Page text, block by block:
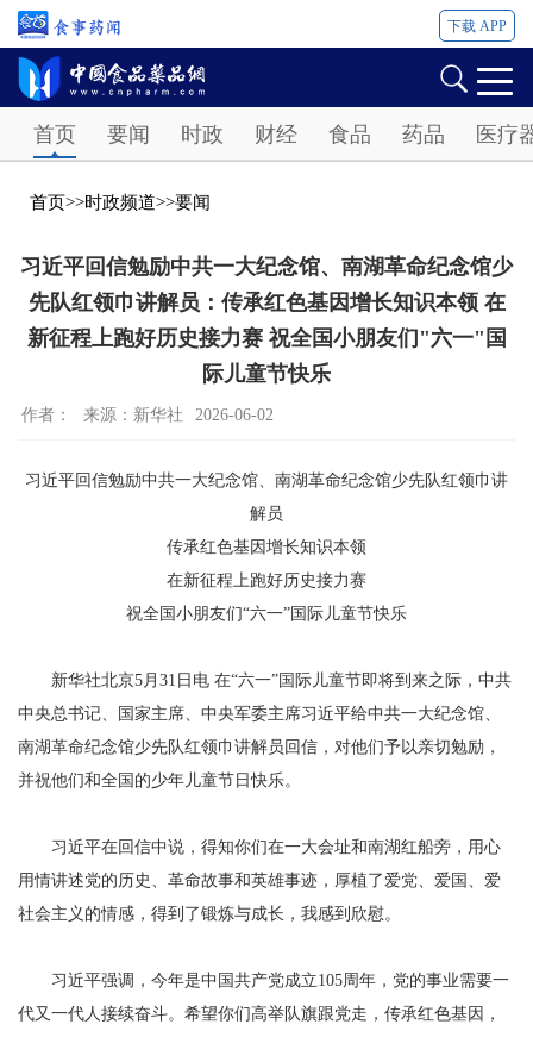
下载 APP
首页 要闻 时政 财经 食品 药品 医疗
首页>>时政频道>>要闻
习近平回信勉励中共一大纪念馆、南湖革命纪念馆少
先队红领巾讲解员：传承红色基因增长知识本领 在
新征程上跑好历史接力赛 祝全国小朋友们"六一"国
际儿童节快乐
作者： 来源：新华社 2026-06-02
习近平回信勉励中共一大纪念馆、南湖革命纪念馆少先队红领巾讲
解员
传承红色基因增长知识本领
在新征程上跑好历史接力赛
祝全国小朋友们“六一”国际儿童节快乐
新华社北京5月31日电 在“六一”国际儿童节即将到来之际，中共
中央总书记、国家主席、中央军委主席习近平给中共一大纪念馆、
南湖革命纪念馆少先队红领巾讲解员回信，对他们予以亲切勉励，
并祝他们和全国的少年儿童节日快乐。
习近平在回信中说，得知你们在一大会址和南湖红船旁，用心
用情讲述党的历史、革命故事和英雄事迹，厚植了爱党、爱国、爱
社会主义的情感，得到了锻炼与成长，我感到欣慰。
习近平强调，今年是中国共产党成立105周年，党的事业需要一
代又一代人接续奋斗。希望你们高举队旗跟党走，传承红色基因，